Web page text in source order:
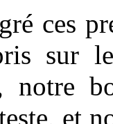
ces
sur
notre
et